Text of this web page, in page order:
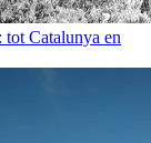
tot Catalunya en